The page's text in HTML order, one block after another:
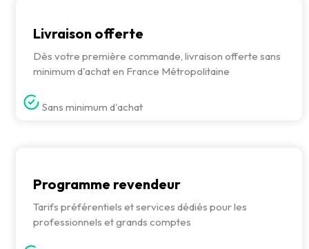
Livraison offerte
Dès votre première commande, livraison offerte sans
minimum d'achat en France Métropolitaine
Sans minimum d'achat
Programme revendeur
Tarifs préférentiels et services dédiés pour les
professionnels et grands comptes